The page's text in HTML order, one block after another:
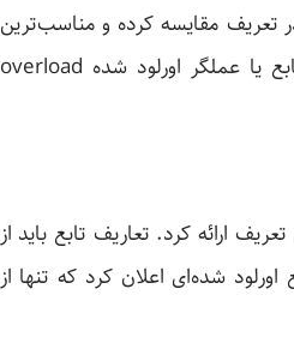
تعریف مقایسه کرده و مناسب‌ترین
تعریف را انتخاب می‌کند. فرآیند انتخاب مناسب‌ترین تابع یا عملگر اورلود شده overload
ارائه کرد. تعاریف تابع باید از
شده‌ای اعلان کرد که تنها از